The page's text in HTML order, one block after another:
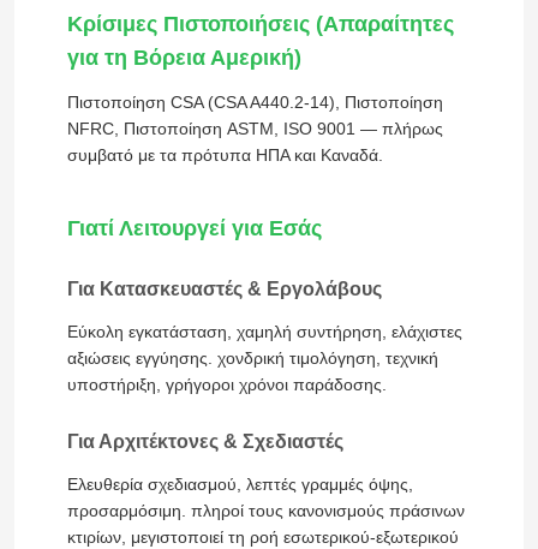
Προϊόντα
Βίντεο
Κρίσιμες Πιστοποιήσεις (Απαραίτητες
για τη Βόρεια Αμερική)
Πιστοποίηση CSA (CSA A440.2-14), Πιστοποίηση
NFRC, Πιστοποίηση ASTM, ISO 9001 — πλήρως
συμβατό με τα πρότυπα ΗΠΑ και Καναδά.
Γιατί Λειτουργεί για Εσάς
Για Κατασκευαστές & Εργολάβους
Εύκολη εγκατάσταση, χαμηλή συντήρηση, ελάχιστες
αξιώσεις εγγύησης. χονδρική τιμολόγηση, τεχνική
υποστήριξη, γρήγοροι χρόνοι παράδοσης.
Για Αρχιτέκτονες & Σχεδιαστές
Ελευθερία σχεδιασμού, λεπτές γραμμές όψης,
προσαρμόσιμη. πληροί τους κανονισμούς πράσινων
κτιρίων, μεγιστοποιεί τη ροή εσωτερικού-εξωτερικού